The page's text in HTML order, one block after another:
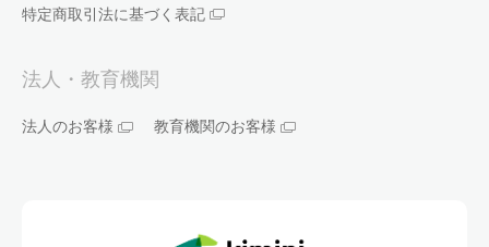
特定商取引法に基づく表記
法人・教育機関
法人のお客様 教育機関のお客様